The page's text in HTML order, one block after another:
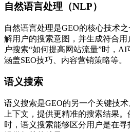
自然语言处理（NLP）
自然语言处理是GEO的核心技术
解用户的搜索意图，并生成符合
户搜索“如何提高网站流量”时，AI
涵盖SEO技巧、内容营销策略等。
语义搜索
语义搜索是GEO的另一个关键技
上下文，提供更精准的搜索结果
时，语义搜索能够区分用户是在